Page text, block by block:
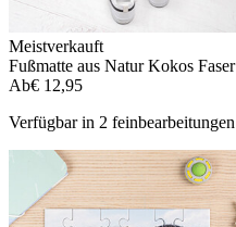
Meistverkauft
Fußmatte aus Natur Kokos Faser
Ab€ 12,95
Verfügbar in 2 feinbearbeitungen